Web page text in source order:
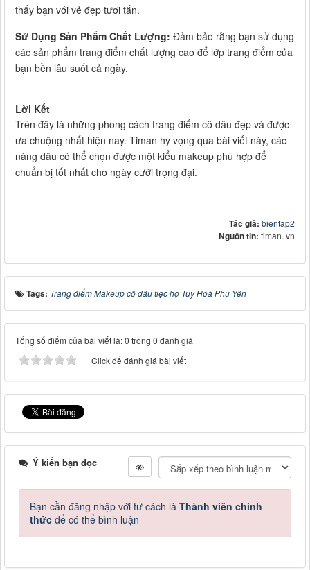
thấy bạn với vẻ đẹp tươi tắn.
Sử Dụng Sản Phẩm Chất Lượng: Đảm bảo rằng bạn sử dụng
các sản phẩm trang điểm chất lượng cao để lớp trang điểm của
bạn bền lâu suốt cả ngày.
Lời Kết
Trên đây là những phong cách trang điểm cô dâu đẹp và được
ưa chuộng nhất hiện nay. Timan hy vọng qua bài viết này, các
nàng dâu có thể chọn được một kiểu makeup phù hợp để
chuẩn bị tốt nhất cho ngày cưới trọng đại.
Tác giả: bientap2
Nguồn tin: timan. vn
Tags: Trang điểm Makeup cô dâu tiệc họ Tuy Hoà Phú Yên
Tổng số điểm của bài viết là: 0 trong 0 đánh giá
Click để đánh giá bài viết
Ý kiến bạn đọc
Bạn cần đăng nhập với tư cách là Thành viên chính
thức để có thể bình luận